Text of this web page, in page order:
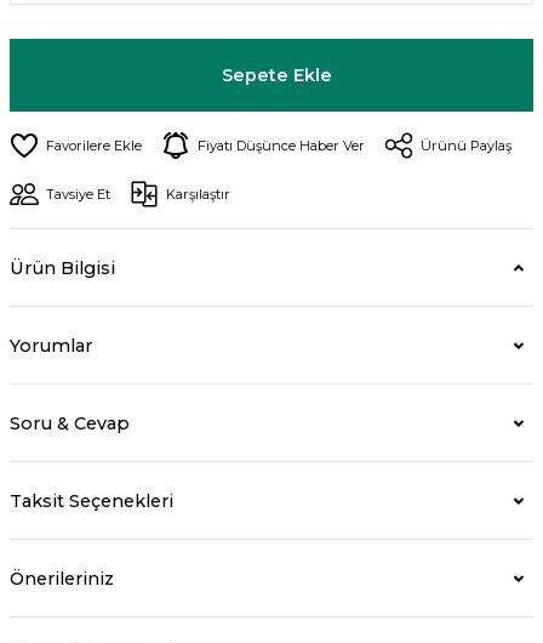
Sepete Ekle
Fiyatı Düşünce Haber Ver Ürünü Paylaş
Tavsiye Et Karşılaştır
Ürün Bilgisi
Yorumlar
Soru & Cevap
Taksit Seçenekleri
Önerileriniz